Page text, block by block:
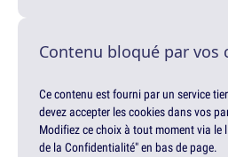
Contenu bloqué par vos
Ce contenu est fourni par un service
devez accepter les cookies dans vos
Modifiez ce choix à tout moment via le
de la Confidentialité" en bas de page.